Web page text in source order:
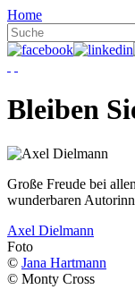
Home
Bleiben
Große Freude bei
wunderbaren
Axel Dielmann
Foto
© Jana Hartmann
© Monty Cross